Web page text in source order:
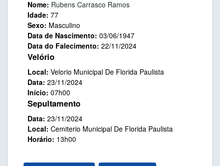
Nome: Rubens Carrasco Ramos
Idade: 77
Sexo: Masculino
Data de Nascimento: 03/06/1947
Data do Falecimento: 22/11/2024
Velório
Local: Velorio Municipal De Florida Paulista
Data: 23/11/2024
Início: 07h00
Sepultamento
Data: 23/11/2024
Local: Cemiterio Municipal De Florida Paulista
Horário: 13h00